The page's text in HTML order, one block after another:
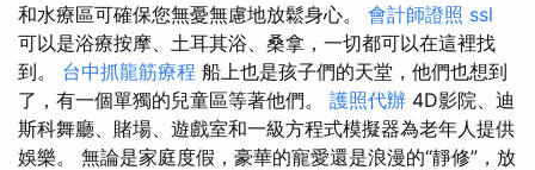
和水療區可確保您無憂無慮地放鬆身心。 會計師證照 ssl
可以是浴療按摩、土耳其浴、桑拿，一切都可以在這裡找
到。 台中抓龍筋療程 船上也是孩子們的天堂，他們也想到
了，有一個單獨的兒童區等著他們。 護照代辦 4D影院、迪
斯科舞廳、賭場、遊戲室和一級方程式模擬器為老年人提供
娛樂。 無論是家庭度假，豪華的寵愛還是浪漫的“靜修”，放